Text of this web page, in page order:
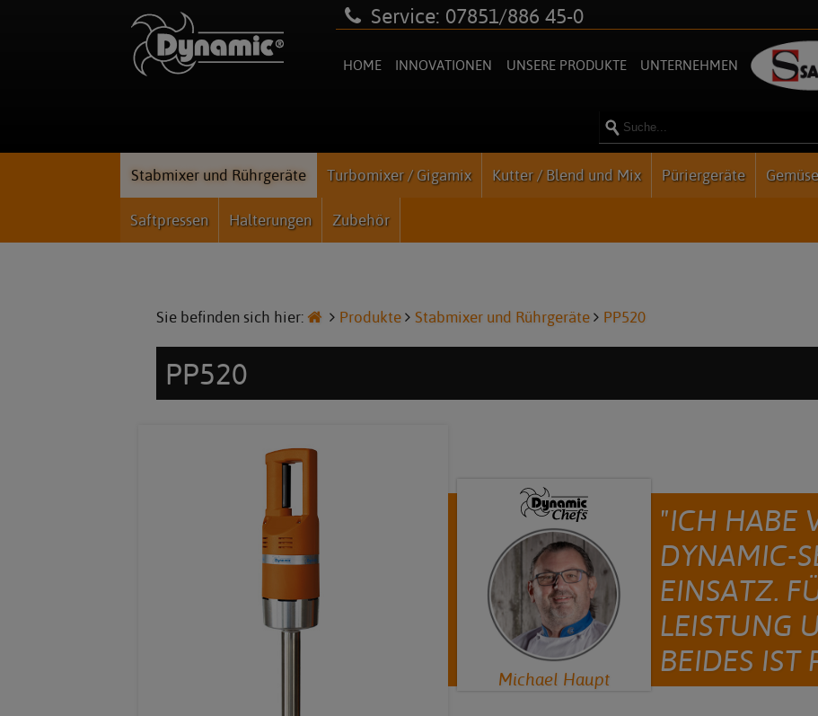
Service: 07851/886 45-0
HOME INNOVATIONEN UNSERE PRODUKTE UNTERNEHMEN
Stabmixer und Rührgeräte Turbomixer / Gigamix Kutter / Blend und Mix Püriergeräte
Saftpressen Halterungen Zubehör
Sie befinden sich hier: Produkte Stabmixer und Rührgeräte PP520
PP520
Michael Haupt
"ICH HABE
DYNAMIC-
EINSATZ.
LEISTUNG
BEIDES IST
Newsmeldungen
Karriere & Jobs
Kataloge & Prospekte
Ersatzteile
AGB